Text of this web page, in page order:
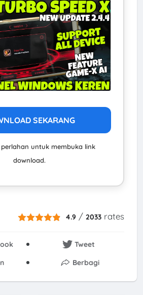
SEKARANG
untuk membuka link
download.
4.9 /2033 rates
Tweet
Berbagi